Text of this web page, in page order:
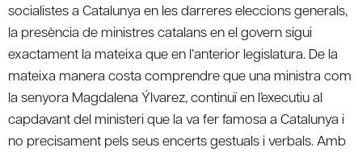
socialistes a Catalunya en les darreres eleccions generals,
la presència de ministres catalans en el govern sigui
exactament la mateixa que en l’anterior legislatura. De la
mateixa manera costa comprendre que una ministra com
la senyora Magdalena Ýlvarez, continuï en l’executiu al
capdavant del ministeri que la va fer famosa a Catalunya i
no precisament pels seus encerts gestuals i verbals. Amb